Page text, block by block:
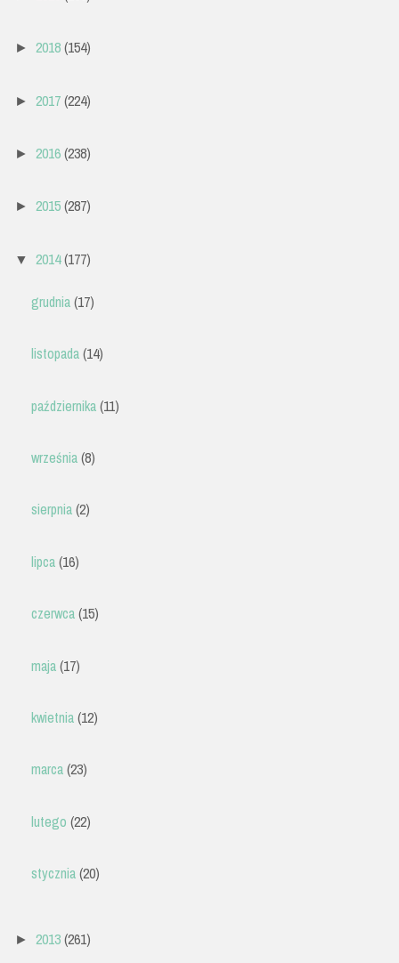
► 2018(154)
► 2017(224)
► 2016(238)
► 2015(287)
▼ 2014(177)
grudnia(17)
listopada(14)
października(11)
września(8)
sierpnia(2)
lipca(16)
czerwca(15)
maja(17)
kwietnia(12)
marca(23)
lutego (22)
stycznia(20)
► 2013(261)